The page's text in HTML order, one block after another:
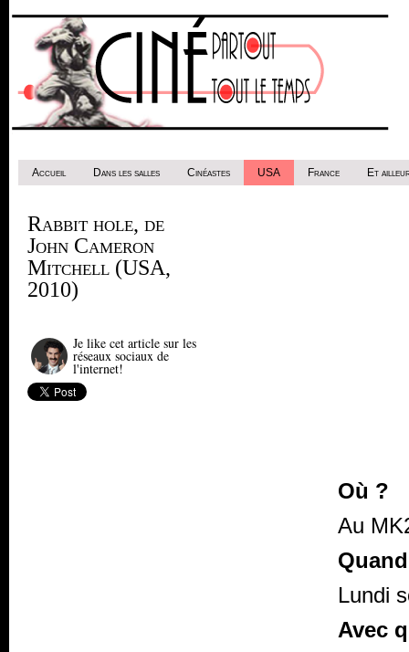
Accueil Dans les salles Cinéastes USA France Et
Rabbit hole, de
John Cameron
Mitchell (USA,
2010)
Je like cet article sur les
réseaux sociaux de
l'internet!
Où ?
Au
Lundi
Avec